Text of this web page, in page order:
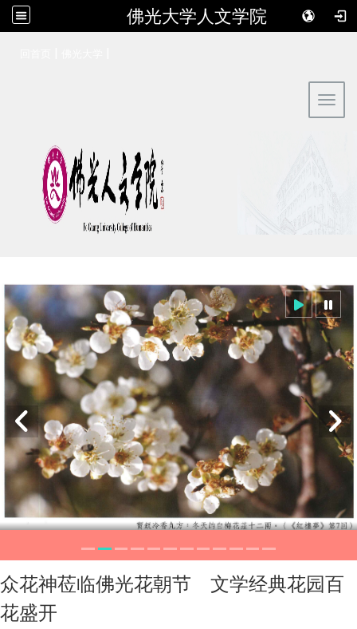
佛光大学人文学院
众花神莅临佛光花朝节 文学经典花园百
花盛开